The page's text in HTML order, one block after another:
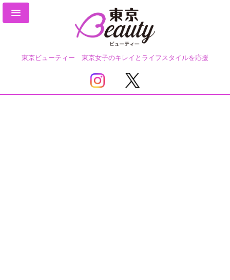
東京ビューティー 東京女子のキレイとライフスタイルを応援